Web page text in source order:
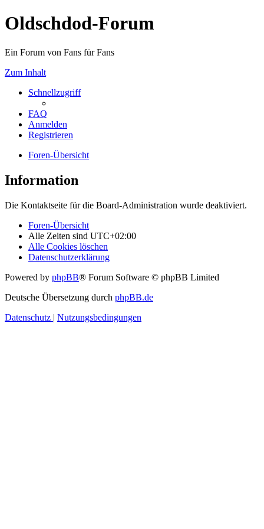
Oldschdod-Forum
Ein Forum von Fans für Fans
Zum Inhalt
Schnellzugriff
FAQ
Anmelden
Registrieren
Foren-Übersicht
Information
Die Kontaktseite für die Board-Administration wurde deaktiviert.
Foren-Übersicht
Alle Zeiten sind UTC+02:00
Alle Cookies löschen
Datenschutzerklärung
Powered by phpBB® Forum Software © phpBB Limited
Deutsche Übersetzung durch phpBB.de
Datenschutz | Nutzungsbedingungen